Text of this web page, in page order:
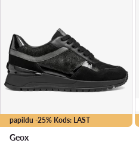
papildu -25% Kods: LAST
Geox